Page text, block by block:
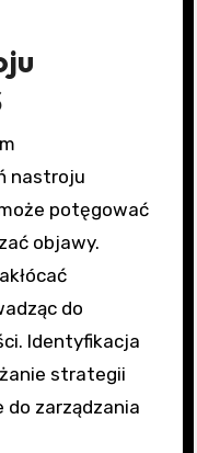
nastroju
potęgować
objawy.
do
Identyfikacja
strategii
do zarządzania